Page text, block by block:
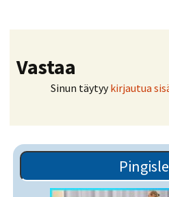
Vastaa
Sinun täytyykirjautua